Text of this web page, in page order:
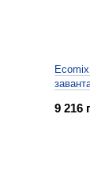
9 216